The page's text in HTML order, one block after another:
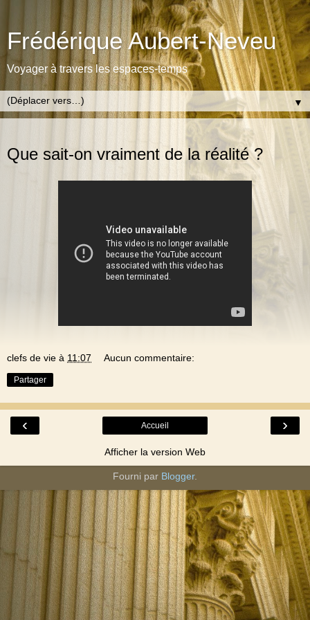
Frédérique Aubert-Neveu
Voyager à travers les espaces-temps
▼
Que sait-on vraiment de la réalité ?
clefs de vie à 11:07 Aucun commentaire:
Partager
‹ ›
Accueil
Afficher la version Web
Fourni par Blogger.